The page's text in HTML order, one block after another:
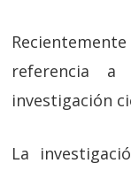
referencia a
investigación
La